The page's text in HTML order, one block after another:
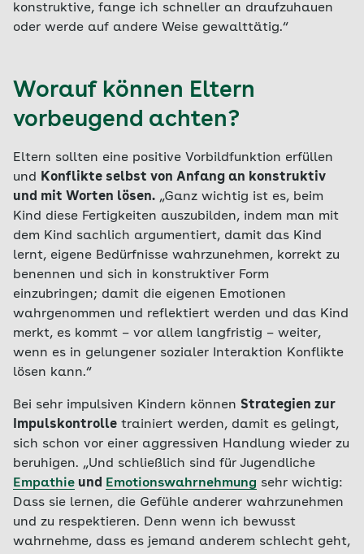
konstruktive, fange ich schneller an draufzuhauen
oder werde auf andere Weise gewalttätig.“
Worauf können Eltern
vorbeugend achten?
Eltern sollten eine positive Vorbildfunktion erfüllen
und
Konflikte selbst von Anfang an konstruktiv
und mit Worten lösen. „Ganz wichtig ist es, beim
Kind diese Fertigkeiten auszubilden, indem man mit
dem Kind sachlich argumentiert, damit das Kind
lernt, eigene Bedürfnisse wahrzunehmen, korrekt zu
benennen und sich in konstruktiver Form
einzubringen; damit die eigenen Emotionen
wahrgenommen und reflektiert werden und das Kind
merkt, es kommt – vor allem langfristig – weiter,
wenn es in gelungener sozialer Interaktion Konflikte
lösen kann.“
Bei sehr impulsiven Kindern können Strategien zur
Impulskontrolle trainiert werden, damit es gelingt,
sich schon vor einer aggressiven Handlung wieder zu
beruhigen. „Und schließlich sind für Jugendliche
Empathie und Emotionswahrnehmung sehr wichtig:
Dass sie lernen, die Gefühle anderer wahrzunehmen
und zu respektieren. Denn wenn ich bewusst
wahrnehme, dass es jemand anderem schlecht geht,